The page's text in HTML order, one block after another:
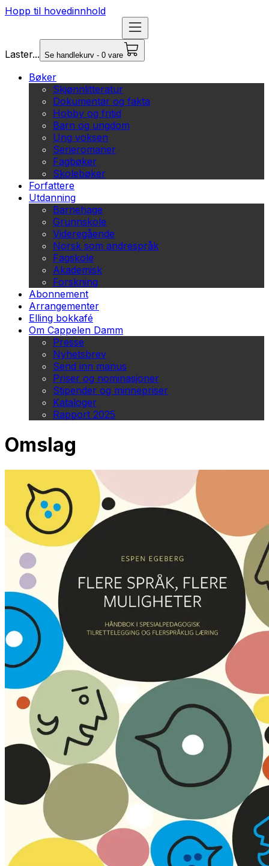
Hopp til hovedinnhold
Laster... Se handlekurv - 0 vare
Bøker
Skjønnlitteratur
Dokumentar og fakta
Hobby og fritid
Barn og ungdom
Ung voksen
Serieromaner
Fagbøker
Skolebøker
Forfattere
Utdanning
Barnehage
Grunnskole
Videregående
Norsk som andrespråk
Fagskole
Akademisk
Forskning
Abonnement
Arrangementer
Elling bokkafé
Om Cappelen Damm
Presse
Nyhetsbrev
Send inn manus
Priser og nominasjoner
Stipender og minnepriser
Kataloger
Rapport 2025
Omslag